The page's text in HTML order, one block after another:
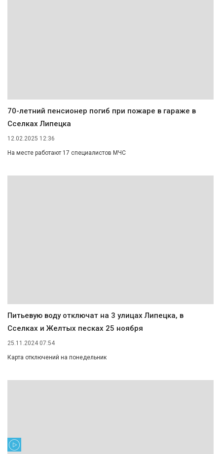
70-летний пенсионер погиб при пожаре в гараже в
Сселках Липецка
12.02.2025 12:36
На месте работают 17 специалистов МЧС
Питьевую воду отключат на 3 улицах Липецка, в
Сселках и Желтых песках 25 ноября
25.11.2024 07:54
Карта отключений на понедельник